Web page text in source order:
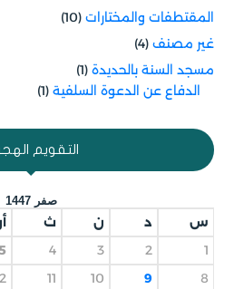
المقتطفات والمختارات (10)
غير مصنف (4)
مسجد السنة بالحديدة (1)
الدفاع عن الدعوة السلفية (1)
التقويم
صفر 1447
س د ن ث
1
2
3
4
8
9
10
11